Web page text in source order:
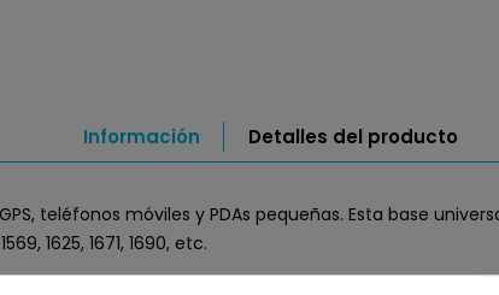
Información Detalles del producto
GPS, teléfonos móviles y PDAs pequeñas. Esta base
1625, 1671, 1690, etc.